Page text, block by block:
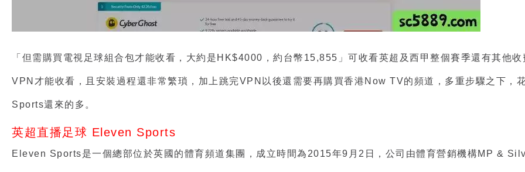
「但需購買電視足球組合包才能收看，大約是HK$4000，約台幣15,855」可收看英超及西甲整個賽季還有其他
VPN才能收看，且安裝過程還非常繁瑣，加上跳完VPN以後還需要再購買香港Now TV的頻道，多重步驟之下，
Sports還來的多。
英超直播足球 Eleven Sports
Eleven Sports是一個總部位於英國的體育頻道集團，成立時間為2015年9月2日，公司由體育營銷機構MP &